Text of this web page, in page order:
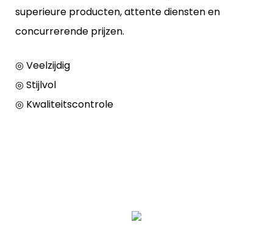
superieure producten, attente diensten en
concurrerende prijzen.
◎ Veelzijdig
◎ Stijlvol
◎ Kwaliteitscontrole